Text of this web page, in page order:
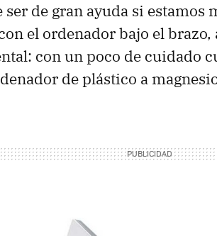
ser de gran ayuda si estamos
el ordenador bajo el
con un poco de cuidado
de plástico a